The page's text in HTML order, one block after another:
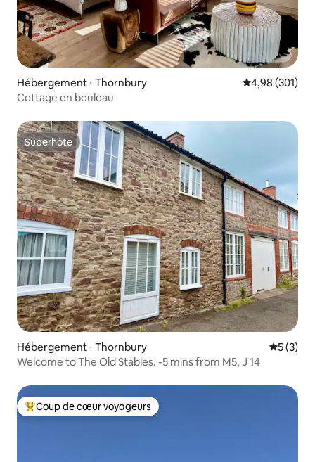
Hébergement ⋅ Thornbury Évaluation
4,98 (301)
Cottage en bouleau
Superhôte
Superhôte
Hébergement ⋅ Thornbury
5 (3)
Welcome to The Old Stables. -5 mins from M5, J 14
Coups de cœur voyageurs les plus appréciés
Coup de cœur voyageurs